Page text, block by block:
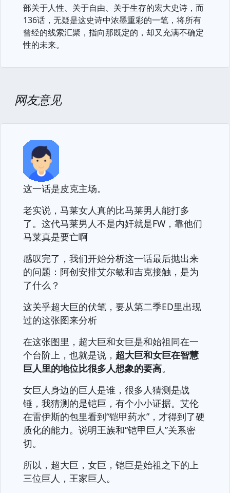
部关于人性、关于自由、关于生存的宏大史诗，而
136话，无疑是这史诗中浓墨重彩的一笔，将所有
曾经的线索汇聚，指向那既定的，却又充满不确定
性的未来。
网友意见
这一话是皮克主场。
老实说，马莱女人真的比马莱男人能打多
了。这代马莱男人不是内奸就是FW，靠他们
马莱真是要亡啊
感叹完了，我们开始分析这一话最后抛出来
的问题：阿创安排艾尔敏和吉克接触，是为
了什么？
这关乎超大巨的伏笔，要从第二季ED里出现
过的这张图来分析
在这张图里，超大巨和女巨是和始祖同在一
个台阶上，也就是说， 超大巨和女巨在智慧
巨人里的地位比很多人想象的要高。
女巨人身边的巨人是谁，很多人猜测是战
锤，我猜测的是铠巨，有个小小证据。艾伦
在雷伊斯的包里看到“铠甲药水”，才得到了硬
质化的能力。说明王族和“铠甲巨人”关系密
切。
所以，超大巨，女巨，铠巨是始祖之下的上
三位巨人，王家巨人。